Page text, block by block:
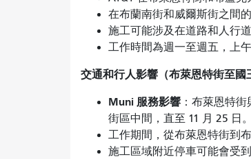
在布蘭南街和威爾斯街之間
施工可能涉及在道路和人行
工作時間為週一至週五，上
交通和行人影響（布萊恩特街至國
Muni 服務影響 ：布萊恩特
街區中間，直至 11 月 25 日。
工作期間，從布萊恩特街到
施工區域附近停車可能會受到